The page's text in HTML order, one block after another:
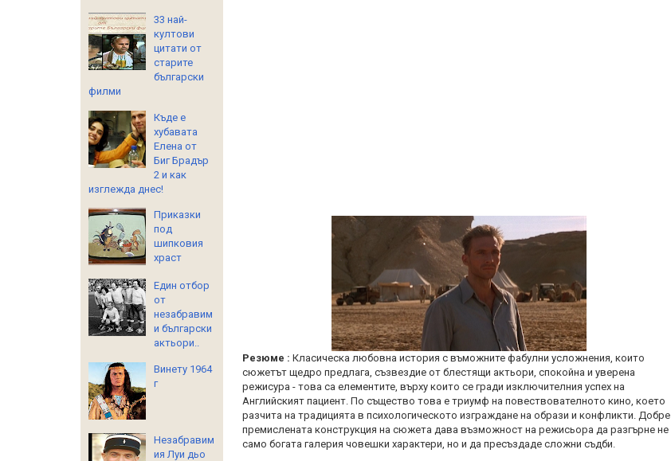
Резюме : Класическа любовна история с въможните фабулни усложнения, които
сюжетът щедро предлага, съзвездие от блестящи актьори, спокойна и уверена
режисура - това са елементите, върху които се гради изключителния успех на
Английският пациент. По същество това е триумф на повествователното кино, което
разчита на традицията в психологическото изграждане на образи и конфликти. Добре
премислената конструкция на сюжета дава възможност на режисьора да разгърне не
само богата галерия човешки характери, но и да пресъздаде сложни съдби.
33 най-
култови
цитати от
старите
български
филми
Къде е
хубавата
Елена от
Биг Брадър
2 и как
изглежда днес!
Приказки
под
шипковия
храст
Един отбор
от
незабравим
и български
актьори..
Винету 1964
г
Незабравим
ия Луи дьо